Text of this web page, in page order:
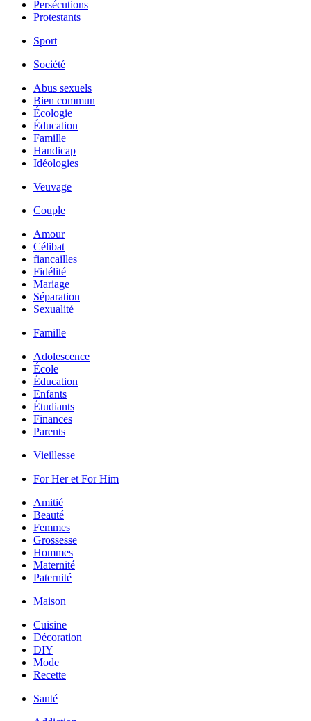
Persécutions
Protestants
Sport
Société
Abus sexuels
Bien commun
Écologie
Éducation
Famille
Handicap
Idéologies
Veuvage
Couple
Amour
Célibat
fiancailles
Fidélité
Mariage
Séparation
Sexualité
Famille
Adolescence
École
Éducation
Enfants
Étudiants
Finances
Parents
Vieillesse
For Her et For Him
Amitié
Beauté
Femmes
Grossesse
Hommes
Maternité
Paternité
Maison
Cuisine
Décoration
DIY
Mode
Recette
Santé